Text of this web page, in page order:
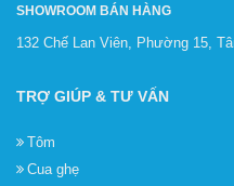
SHOWROOM BÁN HÀNG
132 Chế Lan Viên, Phường 15,
TRỢ GIÚP & TƯ VẤN
Tôm
Cua ghẹ